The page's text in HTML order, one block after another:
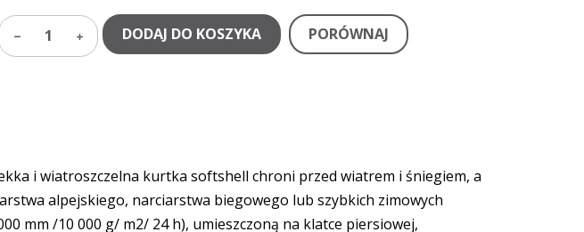
1 DODAJ DO KOSZYKA PORÓWNAJ
i wiatroszczelna kurtka softshell chroni przed wiatrem i śniegiem, a
alpejskiego, narciarstwa biegowego lub szybkich zimowych
mm /10 000 g/ m2/ 24 h), umieszczoną na klatce piersiowej,